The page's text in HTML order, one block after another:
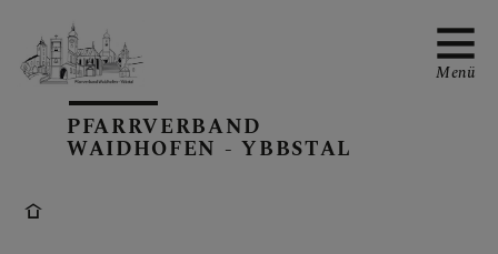
PFARRVERBAND
WAIDHOFEN - YBBSTAL
Menü